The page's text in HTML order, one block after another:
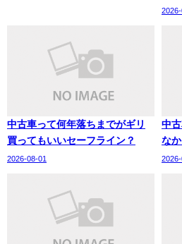
中古車って何年落ちまでがギリ
買ってもいいセーフライン？
2026-08-01
中
な
2026-